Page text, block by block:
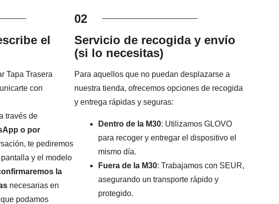
el
Tapa Trasera
con
través de
o por
te pediremos
y el modelo
la
necesarias en
podamos
02
Servicio de recogida y envío
(si lo necesitas)
Para aquellos que no puedan desplazarse a
nuestra tienda, ofrecemos opciones de recogida
y entrega rápidas y seguras:
Dentro de la M30: Utilizamos GLOVO
para recoger y entregar el dispositivo el
mismo día.
Fuera de la M30: Trabajamos con SEUR,
asegurando un transporte rápido y
protegido.